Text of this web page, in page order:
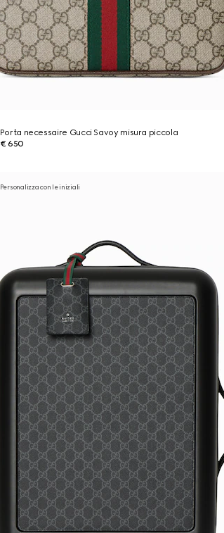
Porta necessaire Gucci Savoy misura piccola
€ 650
Personalizza con le iniziali